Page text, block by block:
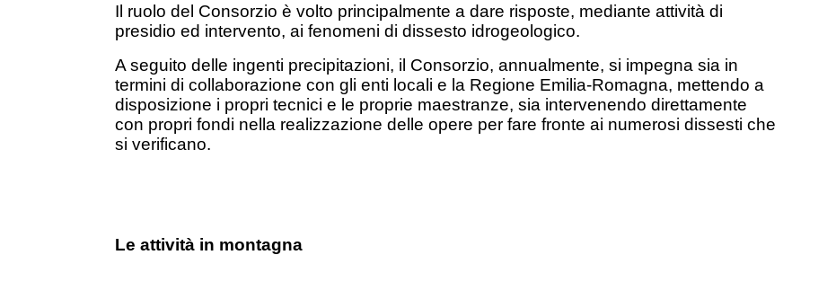
Il ruolo del Consorzio è volto principalmente a dare risposte, mediante attività di
presidio ed intervento, ai fenomeni di dissesto idrogeologico.
A seguito delle ingenti precipitazioni, il Consorzio, annualmente, si impegna sia in
termini di collaborazione con gli enti locali e la Regione Emilia-Romagna, mettendo a
disposizione i propri tecnici e le proprie maestranze, sia intervenendo direttamente
con propri fondi nella realizzazione delle opere per fare fronte ai numerosi dissesti che
si verificano.
Le attività in montagna